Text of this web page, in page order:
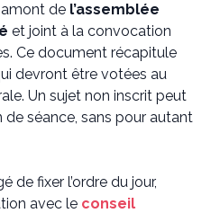
amont de l’assemblée
et joint à la convocation
Ce document récapitule
devront être votées au
Un sujet non inscrit peut
séance, sans pour autant
de fixer l’ordre du jour,
avec le conseil